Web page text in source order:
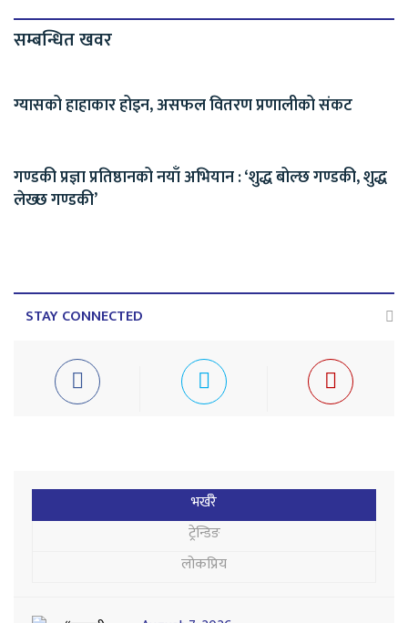
सम्बन्धित खवर
ग्यासको हाहाकार होइन, असफल वितरण प्रणालीको संकट
गण्डकी प्रज्ञा प्रतिष्ठानको नयाँ अभियान : ‘शुद्ध बोल्छ गण्डकी, शुद्ध
लेख्छ गण्डकी’
STAY CONNECTED
भर्खरै
ट्रेन्डिङ
लोकप्रिय